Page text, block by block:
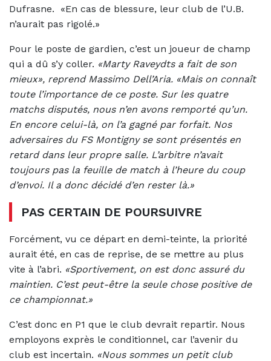
Dufrasne. «En cas de blessure, leur club de l’U.B.
n’aurait pas rigolé.»
Pour le poste de gardien, c’est un joueur de champ
qui a dû s’y coller. «Marty Raveydts a fait de son
mieux», reprend Massimo Dell’Aria. «Mais on connaît
toute l’importance de ce poste. Sur les quatre
matchs disputés, nous n’en avons remporté qu’un.
En encore celui-là, on l’a gagné par forfait. Nos
adversaires du FS Montigny se sont présentés en
retard dans leur propre salle. L’arbitre n’avait
toujours pas la feuille de match à l’heure du coup
d’envoi. Il a donc décidé d’en rester là.»
PAS CERTAIN DE POURSUIVRE
Forcément, vu ce départ en demi-teinte, la priorité
aurait été, en cas de reprise, de se mettre au plus
vite à l’abri. «Sportivement, on est donc assuré du
maintien. C’est peut-être la seule chose positive de
ce championnat.»
C’est donc en P1 que le club devrait repartir. Nous
employons exprès le conditionnel, car l’avenir du
club est incertain. «Nous sommes un petit club